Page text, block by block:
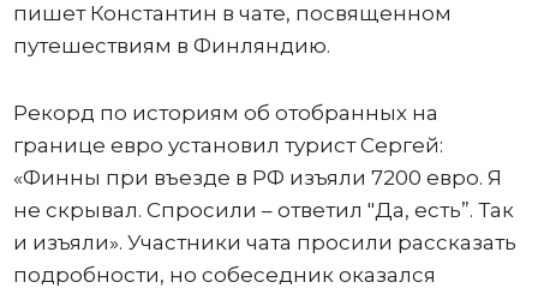
пишет Константин в чате, посвященном
путешествиям в Финляндию.
Рекорд по историям об отобранных на
границе евро установил турист Сергей:
«Финны при въезде в РФ изъяли 7200 евро. Я
не скрывал. Спросили – ответил "Да, есть”. Так
и изъяли». Участники чата просили рассказать
подробности, но собеседник оказался